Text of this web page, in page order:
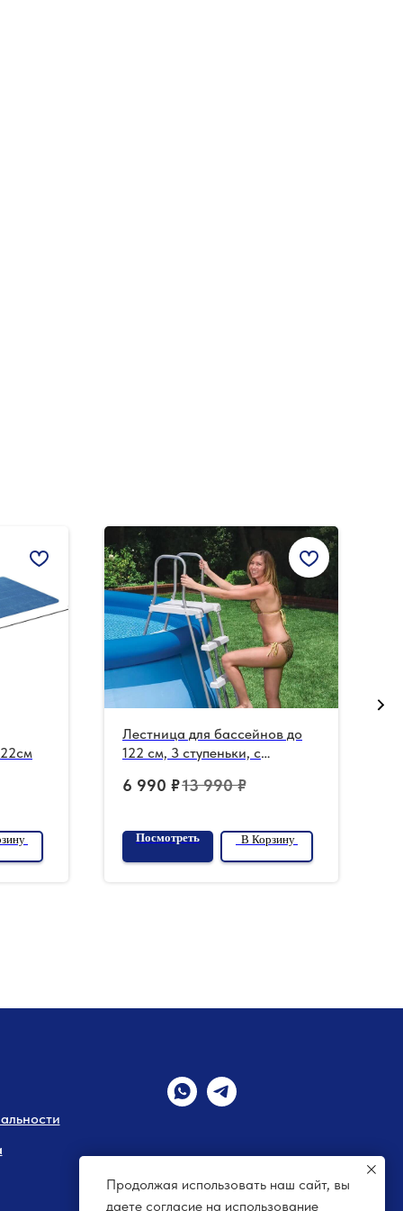
Продолжая использовать наш сайт, вы
даете согласие на использование
Лестница для бассейнов до
122 см, 3 ступеньки, с
6 990 ₽13 990 ₽
Посмотреть В Корзину